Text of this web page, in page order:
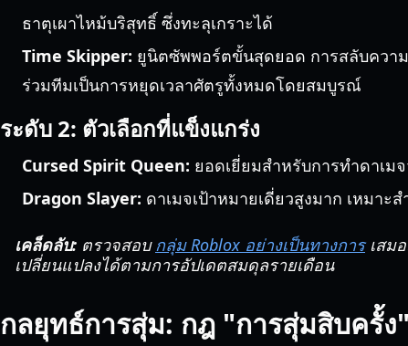
ธาตุเผาไหม้บริสุทธิ์ ซึ่งทะลุเกราะได้
Time Skipper: ยูนิตซัพพอร์ตขั้นสุดยอด การสลับความ
ร่วมทีมเป็นการหยุดเวลาศัตรูทั้งหมดโดยสมบูรณ์
ระดับ 2: ตัวเลือกที่แข็งแกร่ง
Cursed Spirit Queen: ยอดเยี่ยมสำหรับการทำดาเมจ
Dragon Slayer: ดาเมจเป้าหมายเดี่ยวสูงมาก เหมาะ
เคล็ดลับ: ตรวจสอบกลุ่ม Roblox อย่างเป็นทางการเสม
เปลี่ยนแปลงได้ตามการอัปเดตสมดุลรายเดือน
กลยุทธ์การสุ่ม: กฎ "การสุ่มสิบครั้ง"